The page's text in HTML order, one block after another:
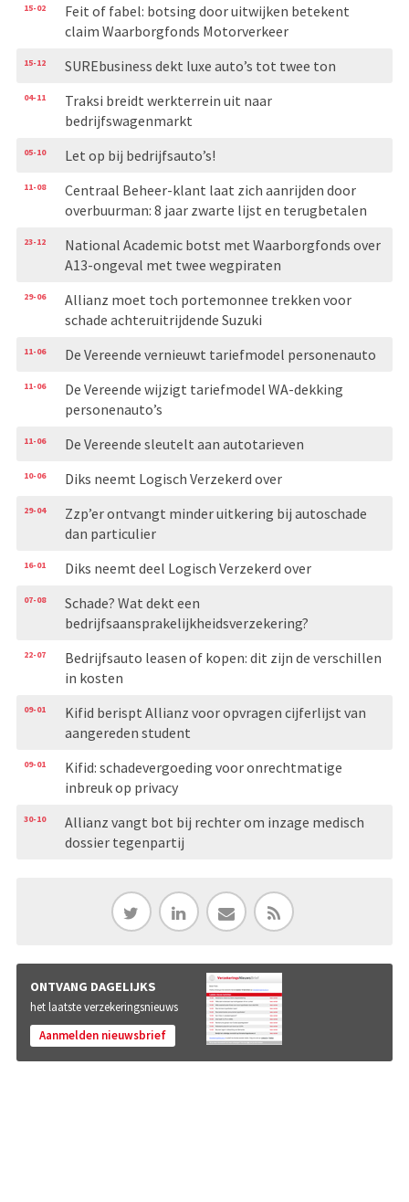
15-02
Feit of fabel: botsing door uitwijken betekent
claim Waarborgfonds Motorverkeer
15-12 SUREbusiness dekt luxe auto’s tot twee ton
04-11
Traksi breidt werkterrein uit naar
bedrijfswagenmarkt
05-10 Let op bij bedrijfsauto’s!
11-08
Centraal Beheer-klant laat zich aanrijden door
overbuurman: 8 jaar zwarte lijst en terugbetalen
23-12
National Academic botst met Waarborgfonds over
A13-ongeval met twee wegpiraten
29-06
Allianz moet toch portemonnee trekken voor
schade achteruitrijdende Suzuki
11-06 De Vereende vernieuwt tariefmodel personenauto
11-06
De Vereende wijzigt tariefmodel WA-dekking
personenauto’s
11-06 De Vereende sleutelt aan autotarieven
10-06 Diks neemt Logisch Verzekerd over
29-04
Zzp’er ontvangt minder uitkering bij autoschade
dan particulier
16-01 Diks neemt deel Logisch Verzekerd over
07-08
Schade? Wat dekt een
bedrijfsaansprakelijkheidsverzekering?
22-07
Bedrijfsauto leasen of kopen: dit zijn de verschillen
in kosten
09-01
Kifid berispt Allianz voor opvragen cijferlijst van
aangereden student
09-01
Kifid: schadevergoeding voor onrechtmatige
inbreuk op privacy
30-10
Allianz vangt bot bij rechter om inzage medisch
dossier tegenpartij
ONTVANG DAGELIJKS
het laatste verzekeringsnieuws
Aanmelden nieuwsbrief